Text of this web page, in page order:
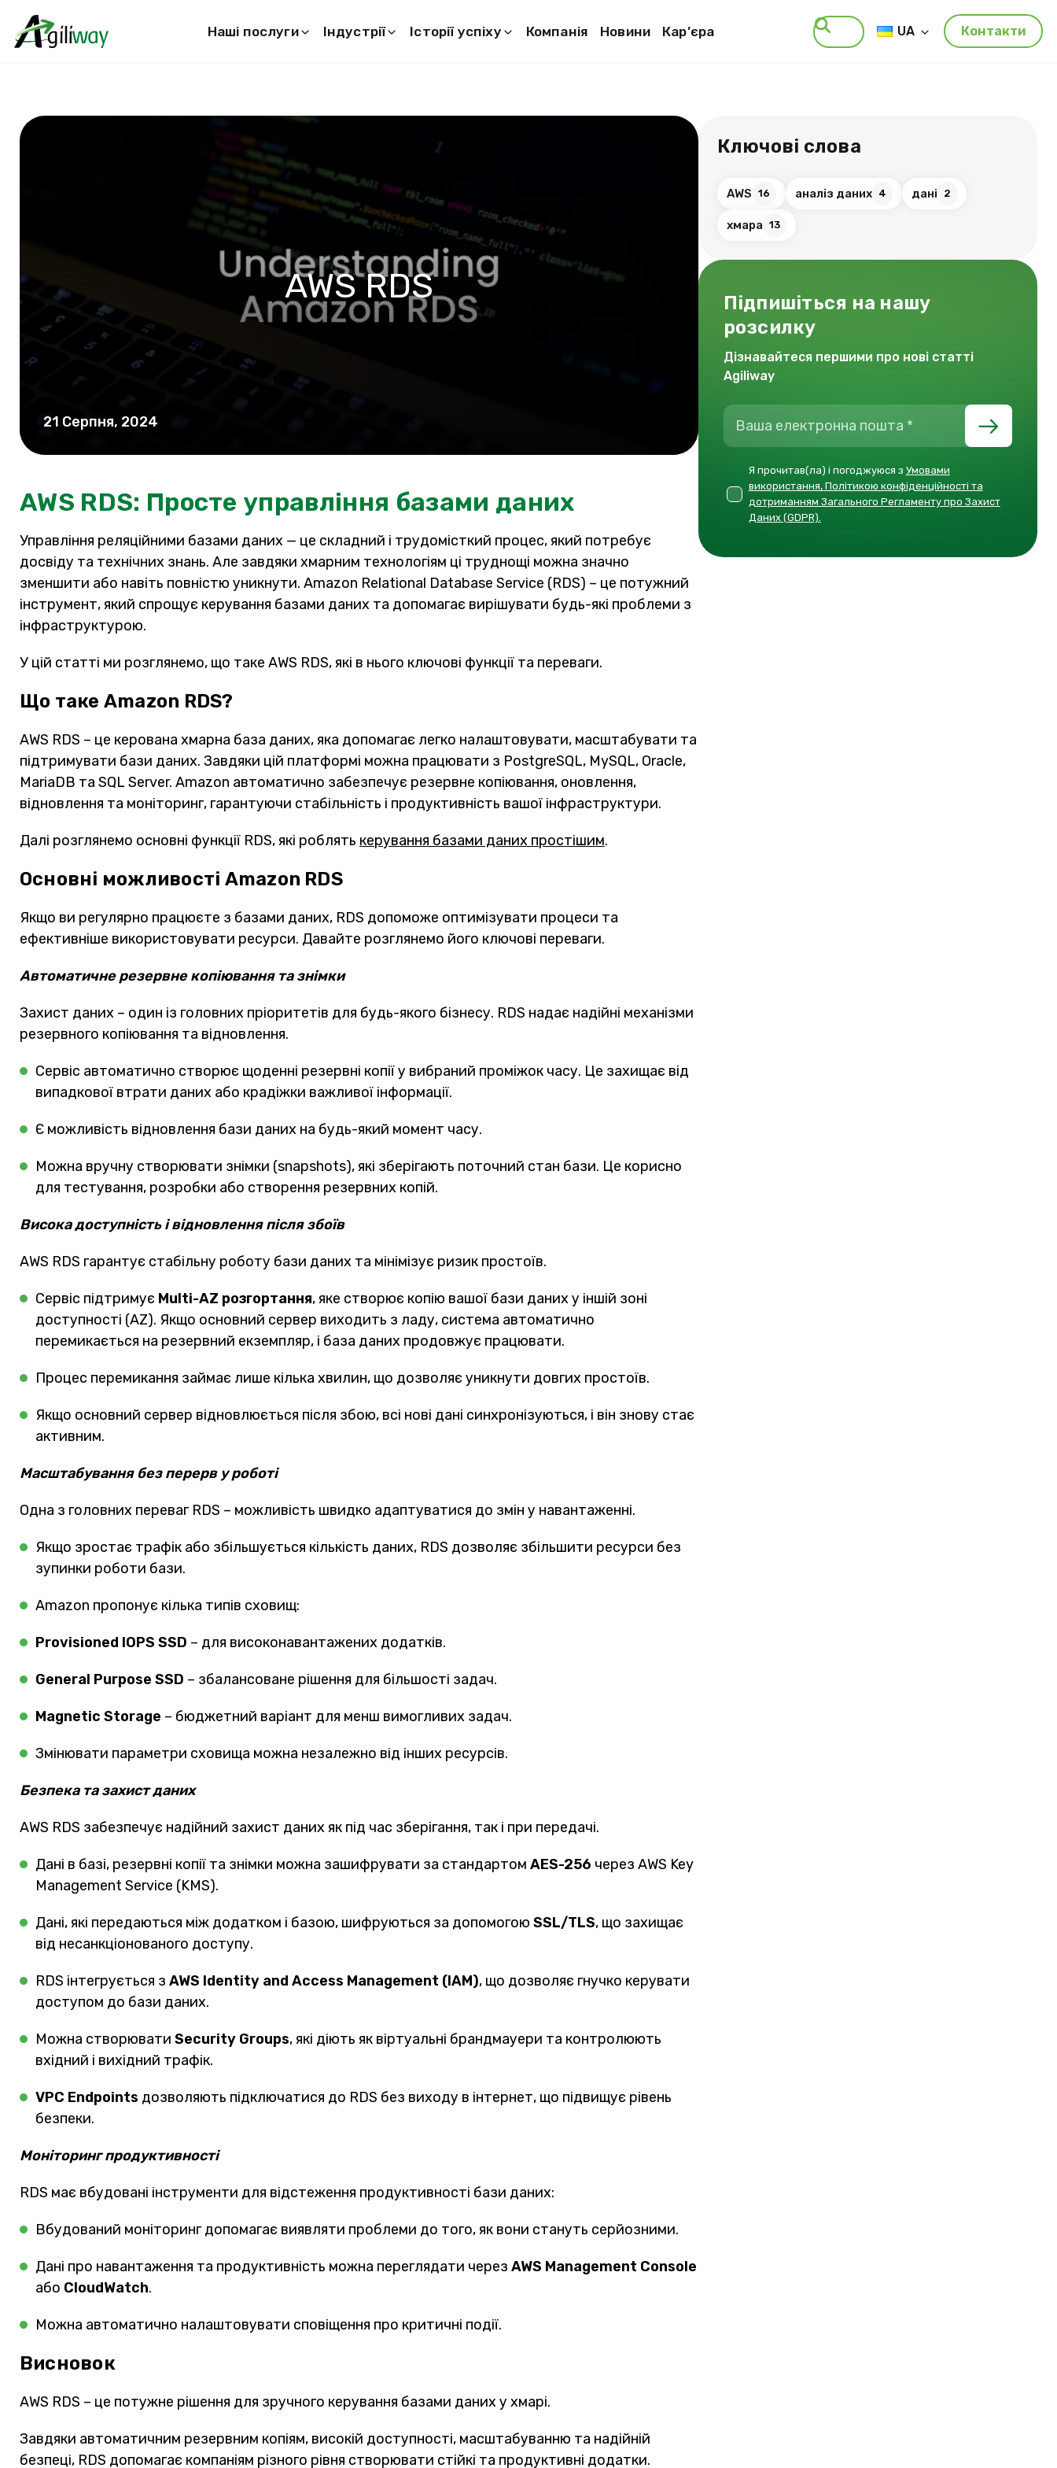
Наші послуги Індустрії Історії успіху Компанія Новини Кар’єра UA Контакти
21 Серпня, 2024
AWS RDS
AWS RDS: Просте управління базами даних
Управління реляційними базами даних — це складний і трудомісткий процес, який потребує
досвіду та технічних знань. Але завдяки хмарним технологіям ці труднощі можна значно
зменшити або навіть повністю уникнути. Amazon Relational Database Service (RDS) – це потужний
інструмент, який спрощує керування базами даних та допомагає вирішувати будь-які проблеми з
інфраструктурою.
У цій статті ми розглянемо, що таке AWS RDS, які в нього ключові функції та переваги.
Що таке Amazon RDS?
AWS RDS – це керована хмарна база даних, яка допомагає легко налаштовувати, масштабувати та
підтримувати бази даних. Завдяки цій платформі можна працювати з PostgreSQL, MySQL, Oracle,
MariaDB та SQL Server. Amazon автоматично забезпечує резервне копіювання, оновлення,
відновлення та моніторинг, гарантуючи стабільність і продуктивність вашої інфраструктури.
Далі розглянемо основні функції RDS, які роблять керування базами даних простішим.
Основні можливості Amazon RDS
Якщо ви регулярно працюєте з базами даних, RDS допоможе оптимізувати процеси та
ефективніше використовувати ресурси. Давайте розглянемо його ключові переваги.
Автоматичне резервне копіювання та знімки
Захист даних – один із головних пріоритетів для будь-якого бізнесу. RDS надає надійні механізми
резервного копіювання та відновлення.
Сервіс автоматично створює щоденні резервні копії у вибраний проміжок часу. Це захищає від
випадкової втрати даних або крадіжки важливої інформації.
Є можливість відновлення бази даних на будь-який момент часу.
Можна вручну створювати знімки (snapshots), які зберігають поточний стан бази. Це корисно
для тестування, розробки або створення резервних копій.
Висока доступність і відновлення після збоїв
AWS RDS гарантує стабільну роботу бази даних та мінімізує ризик простоїв.
Сервіс підтримує Multi-AZ розгортання, яке створює копію вашої бази даних у іншій зоні
доступності (AZ). Якщо основний сервер виходить з ладу, система автоматично
перемикається на резервний екземпляр, і база даних продовжує працювати.
Процес перемикання займає лише кілька хвилин, що дозволяє уникнути довгих простоїв.
Якщо основний сервер відновлюється після збою, всі нові дані синхронізуються, і він знову стає
активним.
Масштабування без перерв у роботі
Одна з головних переваг RDS – можливість швидко адаптуватися до змін у навантаженні.
Якщо зростає трафік або збільшується кількість даних, RDS дозволяє збільшити ресурси без
зупинки роботи бази.
Amazon пропонує кілька типів сховищ:
Provisioned IOPS SSD – для високонавантажених додатків.
General Purpose SSD – збалансоване рішення для більшості задач.
Magnetic Storage – бюджетний варіант для менш вимогливих задач.
Змінювати параметри сховища можна незалежно від інших ресурсів.
Безпека та захист даних
AWS RDS забезпечує надійний захист даних як під час зберігання, так і при передачі.
Дані в базі, резервні копії та знімки можна зашифрувати за стандартом AES-256 через AWS Key
Management Service (KMS).
Дані, які передаються між додатком і базою, шифруються за допомогою SSL/TLS, що захищає
від несанкціонованого доступу.
RDS інтегрується з AWS Identity and Access Management (IAM), що дозволяє гнучко керувати
доступом до бази даних.
Можна створювати Security Groups, які діють як віртуальні брандмауери та контролюють
вхідний і вихідний трафік.
VPC Endpoints дозволяють підключатися до RDS без виходу в інтернет, що підвищує рівень
безпеки.
Моніторинг продуктивності
RDS має вбудовані інструменти для відстеження продуктивності бази даних:
Вбудований моніторинг допомагає виявляти проблеми до того, як вони стануть серйозними.
Дані про навантаження та продуктивність можна переглядати через AWS Management Console
або CloudWatch.
Можна автоматично налаштовувати сповіщення про критичні події.
Висновок
AWS RDS – це потужне рішення для зручного керування базами даних у хмарі.
Завдяки автоматичним резервним копіям, високій доступності, масштабуванню та надійній
безпеці, RDS допомагає компаніям різного рівня створювати стійкі та продуктивні додатки.
Ключові слова
AWS 16 аналіз даних 4 дані 2
хмара 13
Підпишіться на нашу
розсилку
Дізнавайтеся першими про нові статті
Agiliway
Я прочитав(ла) і погоджуюся з Умовами
використання, Політикою конфіденційності та
дотриманням Загального Регламенту про Захист
Даних (GDPR).